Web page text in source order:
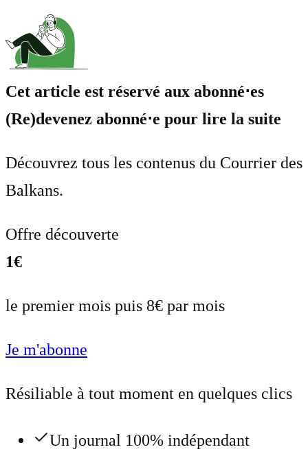
Cet article est réservé aux abonné⋅es
(Re)devenez abonné⋅e pour lire la suite
Découvrez tous les contenus du Courrier des
Balkans.
Offre découverte
1€
le premier mois puis 8€ par mois
Je m'abonne
Résiliable à tout moment en quelques clics
Un journal 100% indépendant